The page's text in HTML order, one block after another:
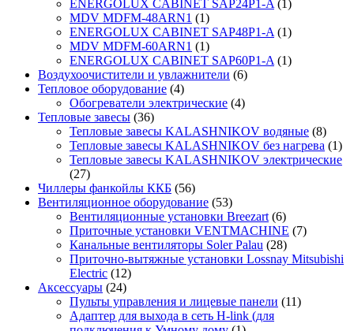
ENERGOLUX CABINET SAP24P1-A (1)
MDV MDFM-48ARN1 (1)
ENERGOLUX CABINET SAP48P1-A (1)
MDV MDFM-60ARN1 (1)
ENERGOLUX CABINET SAP60P1-A (1)
Воздухоочистители и увлажнители (6)
Тепловое оборудование (4)
Обогреватели электрические (4)
Тепловые завесы (36)
Тепловые завесы KALASHNIKOV водяные (8)
Тепловые завесы KALASHNIKOV без нагрева (1)
Тепловые завесы KALASHNIKOV электрические
(27)
Чиллеры фанкойлы ККБ (56)
Вентиляционное оборудование (53)
Вентиляционные установки Breezart (6)
Приточные установки VENTMACHINE (7)
Канальные вентиляторы Soler Palau (28)
Приточно-вытяжные установки Lossnay Mitsubishi
Electric (12)
Аксессуары (24)
Пульты управления и лицевые панели (11)
Адаптер для выхода в сеть H-link (для